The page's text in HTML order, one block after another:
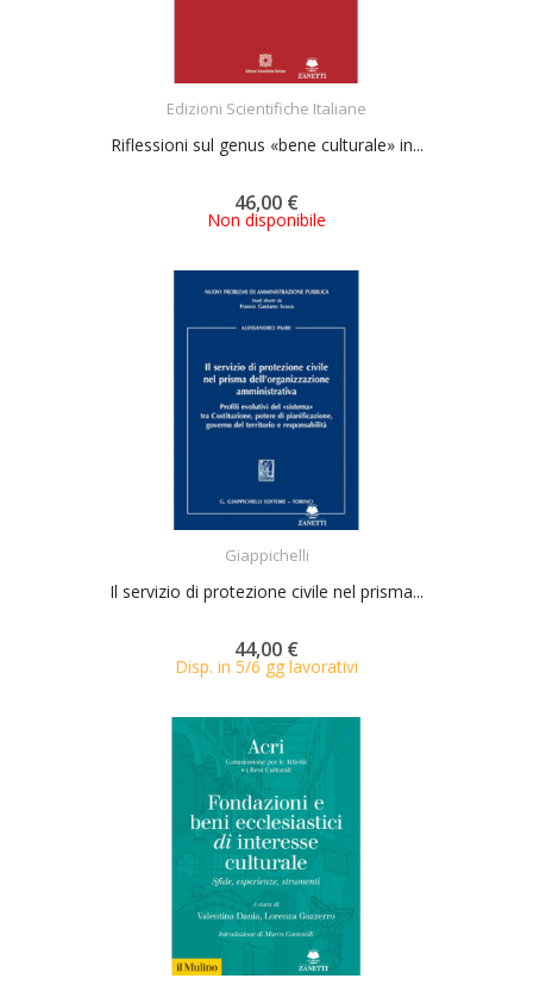
Edizioni Scientifiche Italiane
Riflessioni sul genus «bene culturale» in...
46,00 €
Non disponibile
Giappichelli
Il servizio di protezione civile nel prisma...
44,00 €
Disp. in 5/6 gg lavorativi